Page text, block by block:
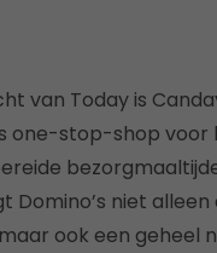
van Today is
one-stop-shop voor
Domino’s niet alleen
ook een geheel